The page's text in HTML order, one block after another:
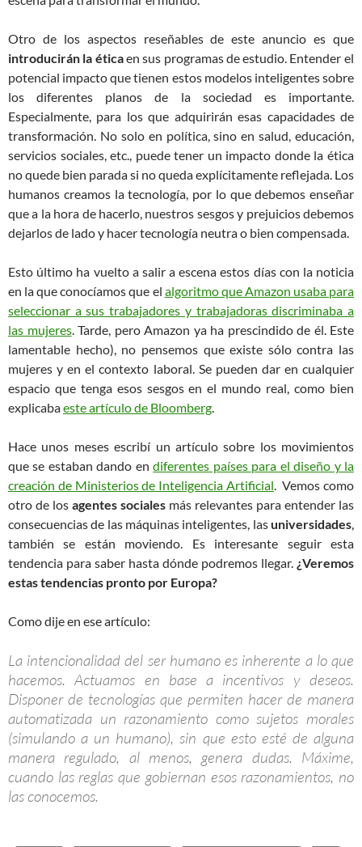
Otro de los aspectos reseñables de este anuncio es que
introducirán la éticaen sus programas de estudio. Entender el
potencial impacto que tienen estos modelos inteligentes sobre
los diferentes planos de la sociedad es importante.
Especialmente, para los que adquirirán esas capacidades de
transformación. No solo en política, sino en salud, educación,
servicios sociales, etc., puede tener un impacto donde la ética
no quede bien parada si no queda explícitamente reflejada. Los
humanos creamos la tecnología, por lo que debemos enseñar
que a la hora de hacerlo, nuestros sesgos y prejuicios debemos
dejarlos de lado y hacer tecnología neutra o bien compensada.
Esto último ha vuelto a salir a escena estos días con la noticia
en la que conocíamos que el algoritmo que Amazon usaba para
seleccionar a sus trabajadores y trabajadoras discriminaba a
las mujeres. Tarde, pero Amazon ya ha prescindido de él. Este
lamentable hecho), no pensemos que existe sólo contra las
mujeres y en el contexto laboral. Se pueden dar en cualquier
espacio que tenga esos sesgos en el mundo real, como bien
explicabaeste artículo de Bloomberg.
Hace unos meses escribí un artículo sobre los movimientos
que se estaban dando endiferentes países para el diseño y la
creación de Ministerios de Inteligencia Artificial. Vemos como
otro de los agentes sociales más relevantes para entender las
consecuencias de las máquinas inteligentes, lasuniversidades,
también se están moviendo. Es interesante seguir esta
tendencia para saber hasta dónde podremos llegar. ¿Veremos
estas tendencias pronto por Europa?
Como dije en ese artículo:
La intencionalidad del ser humano es inherente a lo que
hacemos. Actuamos en base a incentivos y deseos.
Disponer de tecnologías que permiten hacer de manera
automatizada un razonamiento como sujetos morales
(simulando a un humano), sin que esto esté de alguna
manera regulado, al menos, genera dudas. Máxime,
cuando las reglas que gobiernan esos razonamientos, no
las conocemos.